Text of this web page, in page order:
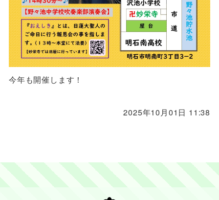
今年も開催します！
2025年10月01日 11:38